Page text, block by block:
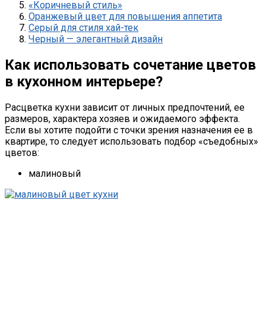
«Коричневый стиль»
Оранжевый цвет для повышения аппетита
Серый для стиля хай-тек
Черный — элегантный дизайн
Как использовать сочетание цветов
в кухонном интерьере?
Расцветка кухни зависит от личных предпочтений, ее
размеров, характера хозяев и ожидаемого эффекта.
Если вы хотите подойти с точки зрения назначения ее в
квартире, то следует использовать подбор «съедобных»
цветов:
малиновый